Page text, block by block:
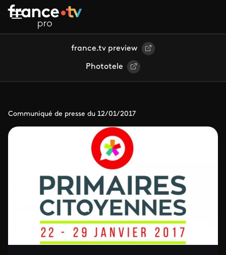
Aller au contenu principal
france.tv preview
Phototele
Communiqué de presse du 12/01/2017